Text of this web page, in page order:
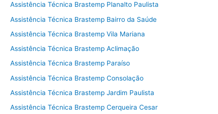
Assistência Técnica Brastemp Planalto Paulista
Assistência Técnica Brastemp Bairro da Saúde
Assistência Técnica Brastemp Vila Mariana
Assistência Técnica Brastemp Aclimação
Assistência Técnica Brastemp Paraíso
Assistência Técnica Brastemp Consolação
Assistência Técnica Brastemp Jardim Paulista
Assistência Técnica Brastemp Cerqueira Cesar